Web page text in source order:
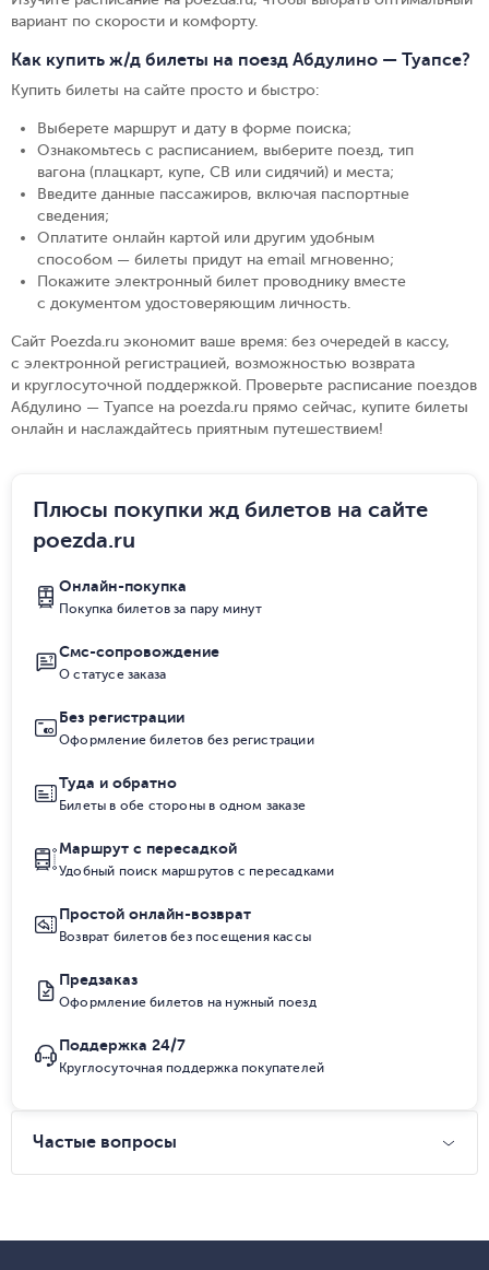
вариант по скорости и комфорту.
Как купить ж/д билеты на поезд Абдулино — Туапсе?
Купить билеты на сайте просто и быстро:
Выберете маршрут и дату в форме поиска;
Ознакомьтесь с расписанием, выберите поезд, тип
вагона (плацкарт, купе, СВ или сидячий) и места;
Введите данные пассажиров, включая паспортные
сведения;
Оплатите онлайн картой или другим удобным
способом — билеты придут на email мгновенно;
Покажите электронный билет проводнику вместе
с документом удостоверяющим личность.
Сайт Poezda.ru экономит ваше время: без очередей в кассу,
с электронной регистрацией, возможностью возврата
и круглосуточной поддержкой. Проверьте расписание поездов
Абдулино — Туапсе на poezda.ru прямо сейчас, купите билеты
онлайн и наслаждайтесь приятным путешествием!
Плюсы покупки жд билетов на сайте
poezda.ru
Онлайн-покупка
Покупка билетов за пару минут
Смс-сопровождение
О статусе заказа
Без регистрации
Оформление билетов без регистрации
Туда и обратно
Билеты в обе стороны в одном заказе
Маршрут с пересадкой
Удобный поиск маршрутов с пересадками
Простой онлайн-возврат
Возврат билетов без посещения кассы
Предзаказ
Оформление билетов на нужный поезд
Поддержка 24/7
Круглосуточная поддержка покупателей
Частые вопросы